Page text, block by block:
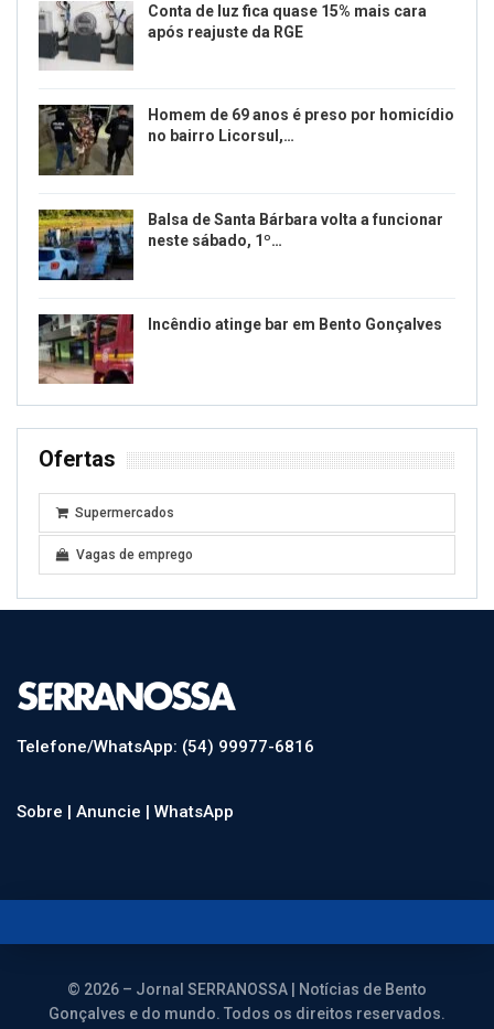
Conta de luz fica quase 15% mais cara
após reajuste da RGE
Homem de 69 anos é preso por homicídio
no bairro Licorsul,…
Balsa de Santa Bárbara volta a funcionar
neste sábado, 1º…
Incêndio atinge bar em Bento Gonçalves
Ofertas
Supermercados
Vagas de emprego
Telefone/WhatsApp: (54) 99977-6816
Sobre | Anuncie | WhatsApp
© 2026 – Jornal SERRANOSSA | Notícias de Bento
Gonçalves e do mundo. Todos os direitos reservados.